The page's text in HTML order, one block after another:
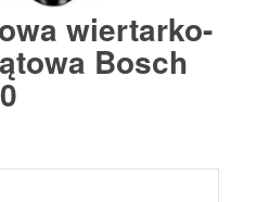
wiertarko-
Bosch